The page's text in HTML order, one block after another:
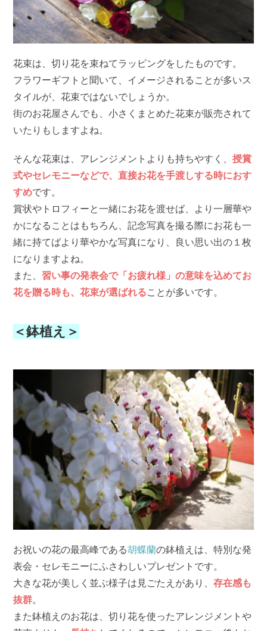
花束は、切り花を束ねてラッピングをしたものです。
フラワーギフトと聞いて、イメージされることが多いス
タイルが、花束ではないでしょうか。
街のお花屋さんでも、小さくまとめた花束が販売されて
いたりもしますよね。
そんな花束は、アレンジメントよりも持ちやすく、授賞
式やセレモニーなどで、直接お花を手渡しする時におす
すめです。
賞状やトロフィーと一緒にお花を渡せば、より一層華や
かになることはもちろん、記念写真を撮る際にお花も一
緒に持てばより華やかな写真になり、良い思い出の１枚
になりますよね。
また、 習い事の発表会で「お疲れ様」の意味を込めてお
花を贈る時も、花束が選ばれることが多いです。
＜鉢植え＞
お祝いの花の最高峰である胡蝶蘭の鉢植えは、特別な発
表会・セレモニーにふさわしいプレゼントです。
大きな花が美しく並ぶ様子は見ごたえがあり、存在感も
抜群。
また鉢植えのお花は、切り花を使ったアレンジメントや